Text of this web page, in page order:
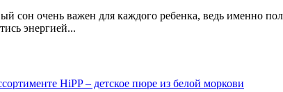
сон очень важен для каждого ребенка, ведь именно
энергией...
HiPP – детское пюре из белой моркови